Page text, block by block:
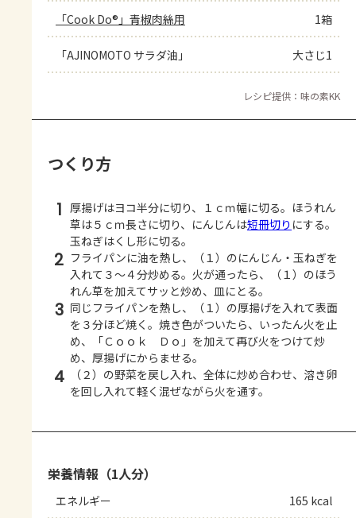
「Cook Do®」青椒肉絲用 1箱
「AJINOMOTO サラダ油」 大さじ1
レシピ提供：味の素KK
つくり方
1 厚揚げはヨコ半分に切り、１ｃｍ幅に切る。ほうれん
草は５ｃｍ長さに切り、にんじんは短冊切り にする。
玉ねぎはくし形に切る。
2 フライパンに油を熱し、（１）のにんじん・玉ねぎを
入れて３～４分炒める。火が通ったら、（１）のほう
れん草を加えてサッと炒め、皿にとる。
3 同じフライパンを熱し、（１）の厚揚げを入れて表面
を３分ほど焼く。焼き色がついたら、いったん火を止
め、「Ｃｏｏｋ Ｄｏ」を加えて再び火をつけて炒
め、厚揚げにからませる。
4
（２）の野菜を戻し入れ、全体に炒め合わせ、溶き卵
を回し入れて軽く混ぜながら火を通す。
栄養情報（1人分）
エネルギー 165 kcal